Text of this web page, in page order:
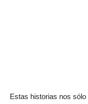
Estas historias nos